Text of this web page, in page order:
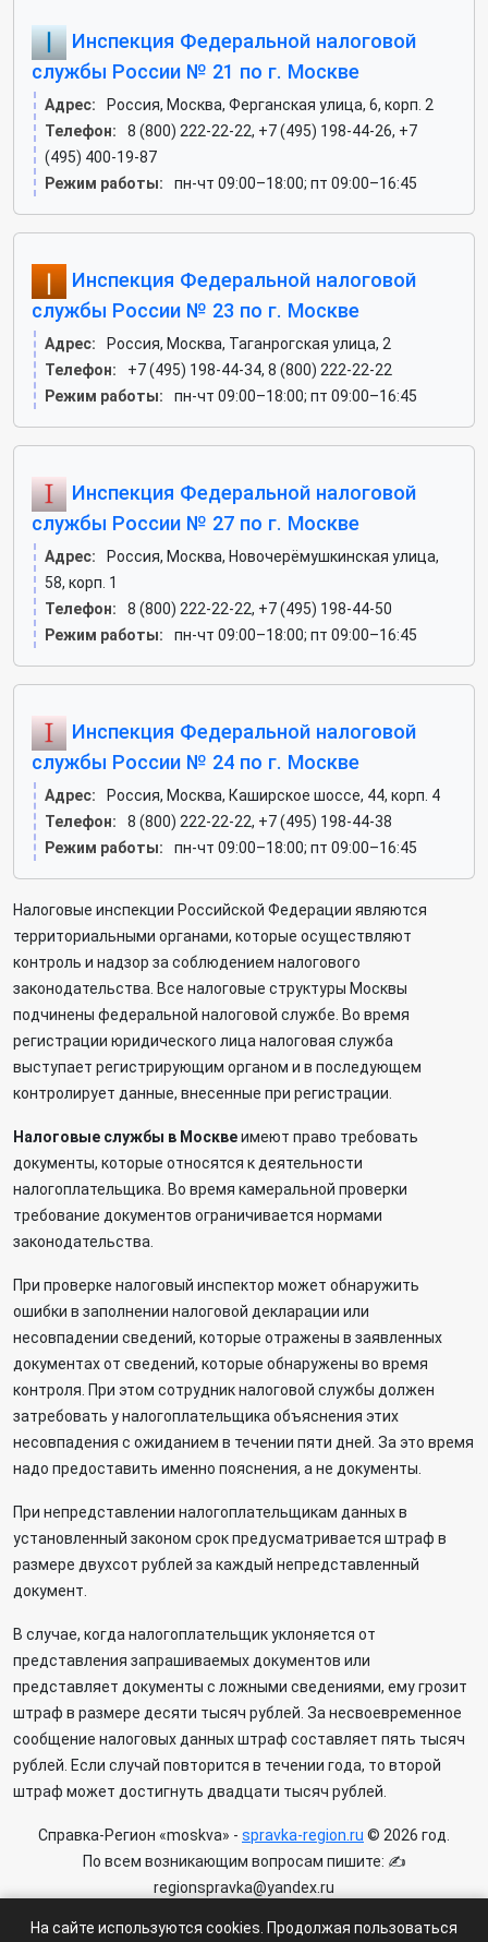
Инспекция Федеральной налоговой
службы России № 21 по г. Москве
Адрес:
Россия, Москва, Ферганская улица, 6, корп. 2
Телефон:
8 (800) 222-22-22, +7 (495) 198-44-26, +7
(495) 400-19-87
Режим работы:
пн-чт 09:00–18:00; пт 09:00–16:45
Инспекция Федеральной налоговой
службы России № 23 по г. Москве
Адрес:
Россия, Москва, Таганрогская улица, 2
Телефон:
+7 (495) 198-44-34, 8 (800) 222-22-22
Режим работы:
пн-чт 09:00–18:00; пт 09:00–16:45
Инспекция Федеральной налоговой
службы России № 27 по г. Москве
Адрес:
Россия, Москва, Новочерёмушкинская улица,
58, корп. 1
Телефон:
8 (800) 222-22-22, +7 (495) 198-44-50
Режим работы:
пн-чт 09:00–18:00; пт 09:00–16:45
Инспекция Федеральной налоговой
службы России № 24 по г. Москве
Адрес:
Россия, Москва, Каширское шоссе, 44, корп. 4
Телефон:
8 (800) 222-22-22, +7 (495) 198-44-38
Режим работы:
пн-чт 09:00–18:00; пт 09:00–16:45
Налоговые инспекции Российской Федерации являются
территориальными органами, которые осуществляют
контроль и надзор за соблюдением налогового
законодательства. Все налоговые структуры Москвы
подчинены федеральной налоговой службе. Во время
регистрации юридического лица налоговая служба
выступает регистрирующим органом и в последующем
контролирует данные, внесенные при регистрации.
Налоговые службы в Москвеимеют право требовать
документы, которые относятся к деятельности
налогоплательщика. Во время камеральной проверки
требование документов ограничивается нормами
законодательства.
При проверке налоговый инспектор может обнаружить
ошибки в заполнении налоговой декларации или
несовпадении сведений, которые отражены в заявленных
документах от сведений, которые обнаружены во время
контроля. При этом сотрудник налоговой службы должен
затребовать у налогоплательщика объяснения этих
несовпадения с ожиданием в течении пяти дней. За это время
надо предоставить именно пояснения, а не документы.
При непредставлении налогоплательщикам данных в
установленный законом срок предусматривается штраф в
размере двухсот рублей за каждый непредставленный
документ.
В случае, когда налогоплательщик уклоняется от
представления запрашиваемых документов или
представляет документы с ложными сведениями, ему грозит
штраф в размере десяти тысяч рублей. За несвоевременное
сообщение налоговых данных штраф составляет пять тысяч
рублей. Если случай повторится в течении года, то второй
штраф может достигнуть двадцати тысяч рублей.
Справка-Регион «moskva» - spravka-region.ru © 2026 год.
По всем возникающим вопросам пишите: ✍
regionspravka@yandex.ru
На сайте используются cookies. Продолжая пользоваться